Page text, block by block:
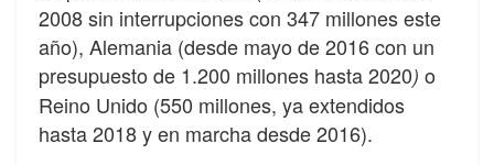
2008 sin interrupciones con 347 millones este
año), Alemania (desde mayo de 2016 con un
presupuesto de 1.200 millones hasta 2020) o
Reino Unido (550 millones, ya extendidos
hasta 2018 y en marcha desde 2016).